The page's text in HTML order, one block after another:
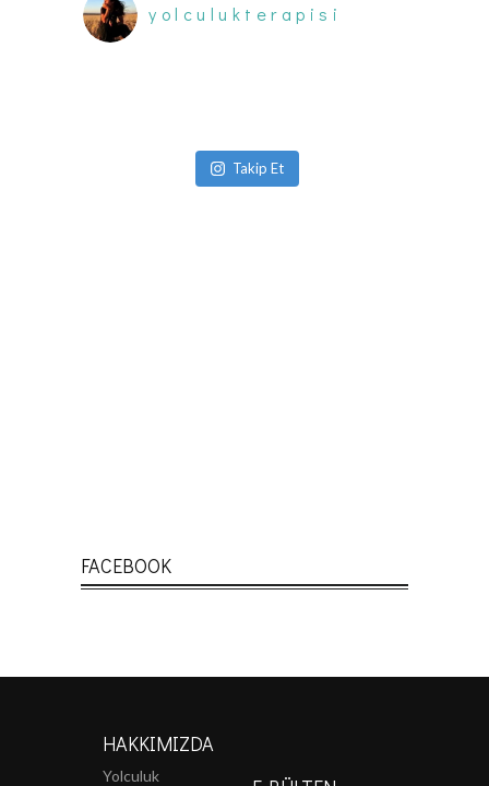
yolculukterapisi
Takip Et
FACEBOOK
HAKKIMIZDA
Yolculuk